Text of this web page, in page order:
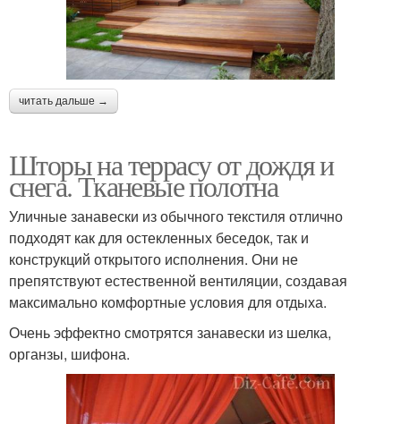
читать дальше →
Шторы на террасу от дождя и
снега. Тканевые полотна
Уличные занавески из обычного текстиля отлично
подходят как для остекленных беседок, так и
конструкций открытого исполнения. Они не
препятствуют естественной вентиляции, создавая
максимально комфортные условия для отдыха.
Очень эффектно смотрятся занавески из шелка,
органзы, шифона.